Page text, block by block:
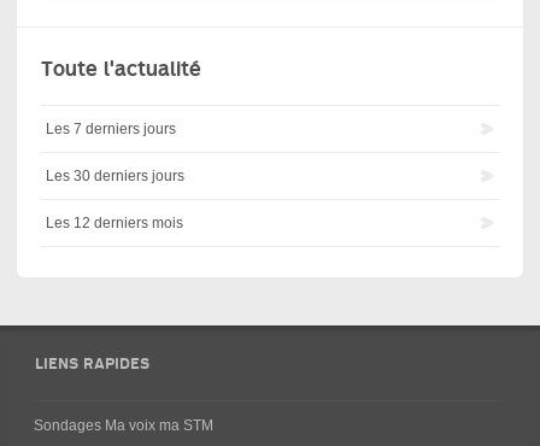
Toute l'actualité
Les 7 derniers jours
Les 30 derniers jours
Les 12 derniers mois
LIENS RAPIDES
Sondages Ma voix ma STM